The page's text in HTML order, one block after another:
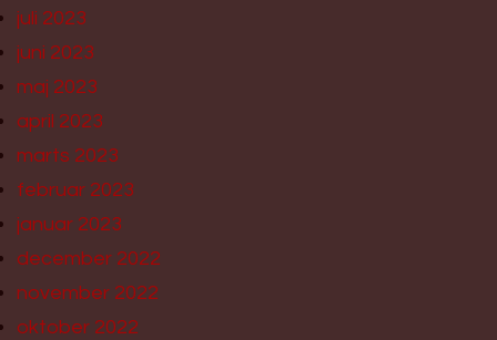
juli 2023
juni 2023
maj 2023
april 2023
marts 2023
februar 2023
januar 2023
december 2022
november 2022
oktober 2022